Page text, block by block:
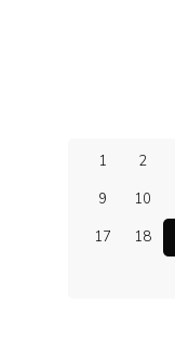
1 2
9
10
17
18